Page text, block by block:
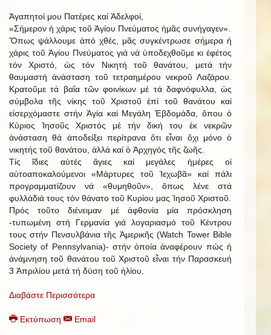
Ἀγαπητοί μου Πατέρες καί Ἀδελφοί,
«Σήμερον ἡ χάρις τοῦ Ἁγίου Πνεύματος ἡμᾶς συνήγαγεν».
Ὅπως ψάλλουμε ἀπό χθές, μᾶς συγκέντρωσε σήμερα ἡ
χάρις τοῦ Ἁγίου Πνεύματος γιά νά ὑποδεχθοῦμε κι ἐφέτος
τόν Χριστό, ὡς τόν Νικητή τοῦ θανάτου, μετά τήν
θαυμαστή ἀνάσταση τοῦ τετραημέρου νεκροῦ Λαζάρου.
Κρατοῦμε τά βαΐα τῶν φοινίκων μέ τά δαφνόφυλλα, ὡς
σύμβολα τῆς νίκης τοῦ Χριστοῦ ἐπί τοῦ θανάτου καί
εἰσερχόμαστε στήν Ἁγία καί Μεγάλη Ἑβδομάδα, ὅπου ὁ
Κύριος Ἰησοῦς Χριστός μέ τήν δική του ἐκ νεκρῶν
ἀνάσταση θά ἀποδείξει περίτρανα ὅτι εἶναι ὄχι μόνο ὁ
νικητής τοῦ θανάτου, ἀλλά καί ὁ Ἀρχηγός τῆς ζωῆς.
Τίς ἴδιες αὐτές ἅγιες καί μεγάλες ἡμέρες οἱ
αὐτοαποκαλούμενοι «Μάρτυρες τοῦ Ἱεχωβᾶ» καί πάλι
προγραμματίζουν νά «θυμηθοῦν», ὅπως λένε στά
φυλλάδιά τους τόν θάνατο τοῦ Κυρίου μας Ἰησοῦ Χριστοῦ.
Πρός τοῦτο διένειμαν μέ ἀφθονία μία πρόσκληση
-τυπωμένη στή Γερμανία γιά λογαριασμό τοῦ Κέντρου
τους στήν Πενσυλβάνια τῆς Ἀμερικῆς (Watch Tower Bible
Society of Pennsylvania)- στήν ὁποία ἀναφέρουν πώς ἡ
ἀνάμνηση τοῦ θανάτου τοῦ Χριστοῦ εἶναι τήν Παρασκευή
3 Ἀπριλίου μετά τή δύση τοῦ ἡλίου.
Διαβάστε Περισσότερα
Εκτύπωση Email